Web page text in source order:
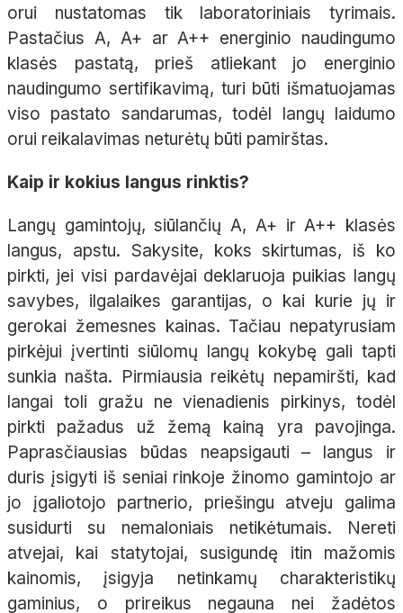
orui nustatomas tik laboratoriniais tyrimais.
Pastačius A, A+ ar A++ energinio naudingumo
klasės pastatą, prieš atliekant jo energinio
naudingumo sertifikavimą, turi būti išmatuojamas
viso pastato sandarumas, todėl langų laidumo
orui reikalavimas neturėtų būti pamirštas.
Kaip ir kokius langus rinktis?
Langų gamintojų, siūlančių A, A+ ir A++ klasės
langus, apstu. Sakysite, koks skirtumas, iš ko
pirkti, jei visi pardavėjai deklaruoja puikias langų
savybes, ilgalaikes garantijas, o kai kurie jų ir
gerokai žemesnes kainas. Tačiau nepatyrusiam
pirkėjui įvertinti siūlomų langų kokybę gali tapti
sunkia našta. Pirmiausia reikėtų nepamiršti, kad
langai toli gražu ne vienadienis pirkinys, todėl
pirkti pažadus už žemą kainą yra pavojinga.
Paprasčiausias būdas neapsigauti – langus ir
duris įsigyti iš seniai rinkoje žinomo gamintojo ar
jo įgaliotojo partnerio, priešingu atveju galima
susidurti su nemaloniais netikėtumais. Nereti
atvejai, kai statytojai, susigundę itin mažomis
kainomis, įsigyja netinkamų charakteristikų
gaminius, o prireikus negauna nei žadėtos